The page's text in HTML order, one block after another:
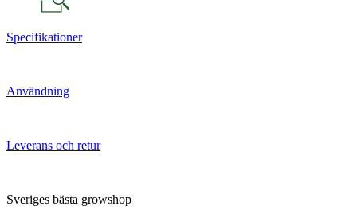
Specifikationer
Användning
Leverans och retur
Sveriges bästa growshop